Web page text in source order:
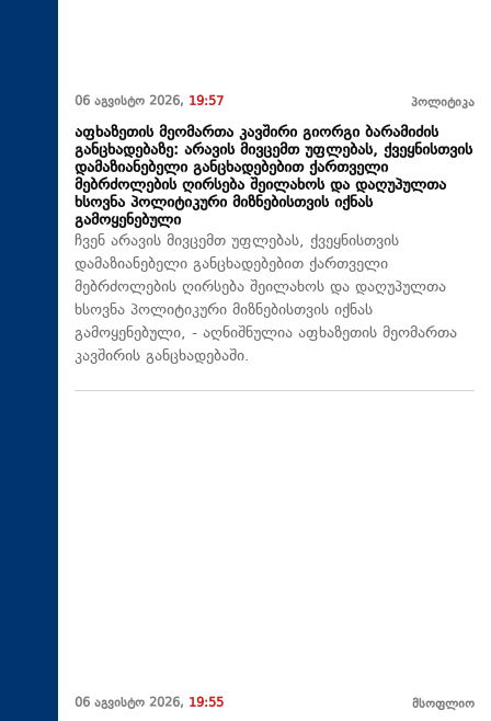
06 აგვისტო 2026, 19:57 პოლიტიკა
აფხაზეთის მეომართა კავშირი გიორგი ბარამიძის
განცხადებაზე: არავის მივცემთ უფლებას, ქვეყნისთვის
დამაზიანებელი განცხადებებით ქართველი
მებრძოლების ღირსება შეილახოს და დაღუპულთა
ხსოვნა პოლიტიკური მიზნებისთვის იქნას
გამოყენებული
ჩვენ არავის მივცემთ უფლებას, ქვეყნისთვის
დამაზიანებელი განცხადებებით ქართველი
მებრძოლების ღირსება შეილახოს და დაღუპულთა
ხსოვნა პოლიტიკური მიზნებისთვის იქნას
გამოყენებული, - აღნიშნულია აფხაზეთის მეომართა
კავშირის განცხადებაში.
06 აგვისტო 2026, 19:55 მსოფლიო